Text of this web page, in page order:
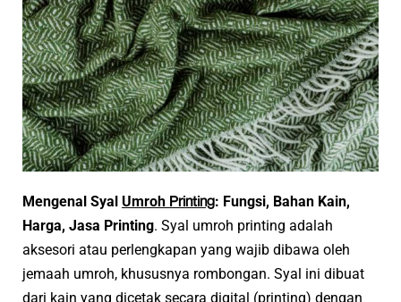
Mengenal Syal Umroh Printing: Fungsi, Bahan Kain,
Harga, Jasa Printing. Syal umroh printing adalah
aksesori atau perlengkapan yang wajib dibawa oleh
jemaah umroh, khususnya rombongan. Syal ini dibuat
dari kain yang dicetak secara digital (printing) dengan